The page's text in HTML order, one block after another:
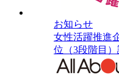
お知らせ
女性活躍推進
位（3段階目